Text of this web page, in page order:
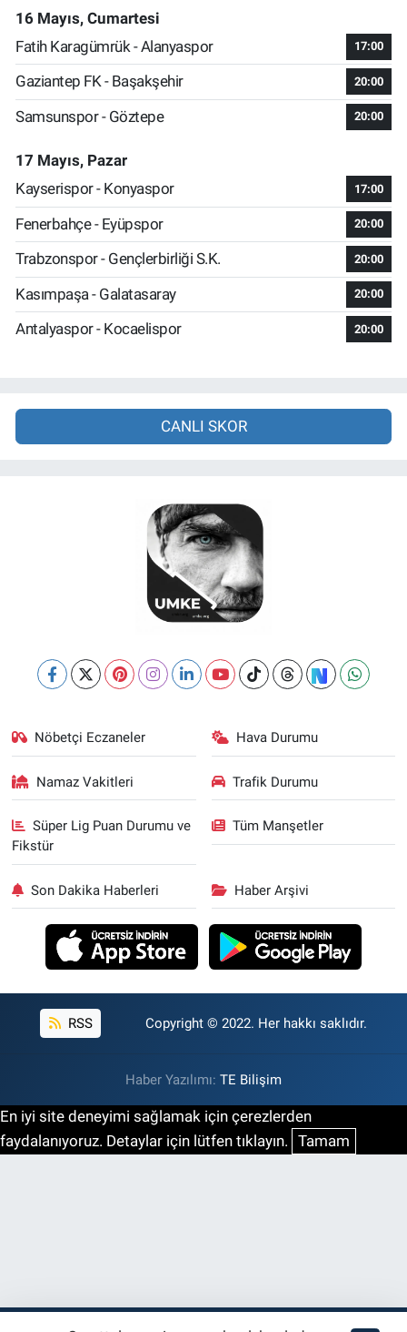
16 Mayıs, Cumartesi
Fatih Karagümrük - Alanyaspor
17:00
Gaziantep FK - Başakşehir 20:00
Samsunspor - Göztepe 20:00
17 Mayıs, Pazar
Kayserispor - Konyaspor
17:00
Fenerbahçe - Eyüpspor 20:00
Trabzonspor - Gençlerbirliği S.K. 20:00
Kasımpaşa - Galatasaray 20:00
Antalyaspor - Kocaelispor 20:00
CANLI SKOR
Nöbetçi Eczaneler Hava Durumu
Namaz Vakitleri Trafik Durumu
Süper Lig Puan Durumu ve
Fikstür
Tüm Manşetler
Son Dakika Haberleri Haber Arşivi
RSS Copyright © 2022. Her hakkı saklıdır.
Haber Yazılımı: TE Bilişim
En iyi site deneyimi sağlamak için çerezlerden
faydalanıyoruz. Detaylar için lütfen tıklayın. Tamam